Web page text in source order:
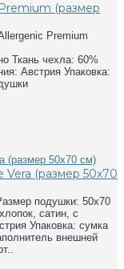
(размер
Premium
Ткань чехла: 60%
Австрия Упаковка:
Vera (размер 50х70
подушки: 50х70
сатин, с
Упаковка: сумка
внешней